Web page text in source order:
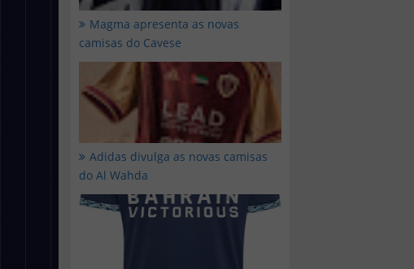
Magma apresenta as novas
camisas do Cavese
Adidas divulga as novas camisas
do Al Wahda